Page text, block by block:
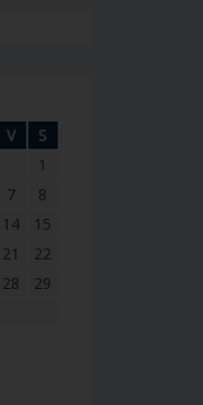
V
S
1
7
8
14
15
21
22
28
29